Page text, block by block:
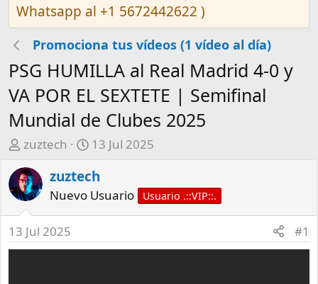
Whatsapp al +1 5672442622 )
Promociona tus vídeos (1 vídeo al día)
PSG HUMILLA al Real Madrid 4-0 y
VA POR EL SEXTETE | Semifinal
Mundial de Clubes 2025
A
t
o
r
zuztech
F
c
h
e
13 Jul 2025
zuztech
Nuevo Usuario Usuario .::VIP::.
13 Jul 2025 #1